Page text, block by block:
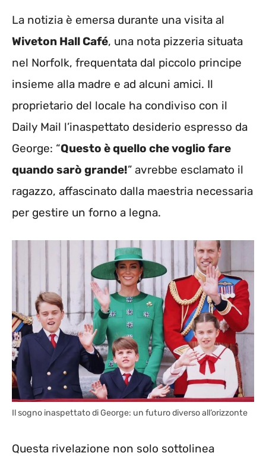
La notizia è emersa durante una visita al
Wiveton Hall Café, una nota pizzeria situata
nel Norfolk, frequentata dal piccolo principe
insieme alla madre e ad alcuni amici. Il
proprietario del locale ha condiviso con il
Daily Mail l’inaspettato desiderio espresso da
George: “Questo è quello che voglio fare
quando sarò grande!” avrebbe esclamato il
ragazzo, affascinato dalla maestria necessaria
per gestire un forno a legna.
Il sogno inaspettato di George: un futuro diverso all’orizzonte
Questa rivelazione non solo sottolinea